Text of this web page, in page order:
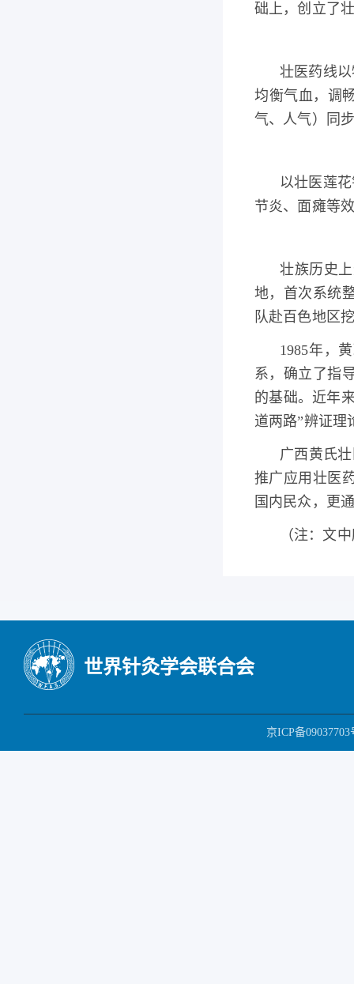
础上，创立了
壮医药线
均衡气血，调
气、人气）同
以壮医莲
节炎、面瘫等
壮族历史
地，首次系统
队赴百色地区
1985年，
系，确立了指
的基础。近年
道两路”辨证理
广西黄氏
推广应用壮医
国内民众，更
（注：文
世界针灸学会联合会
京ICP备09037703